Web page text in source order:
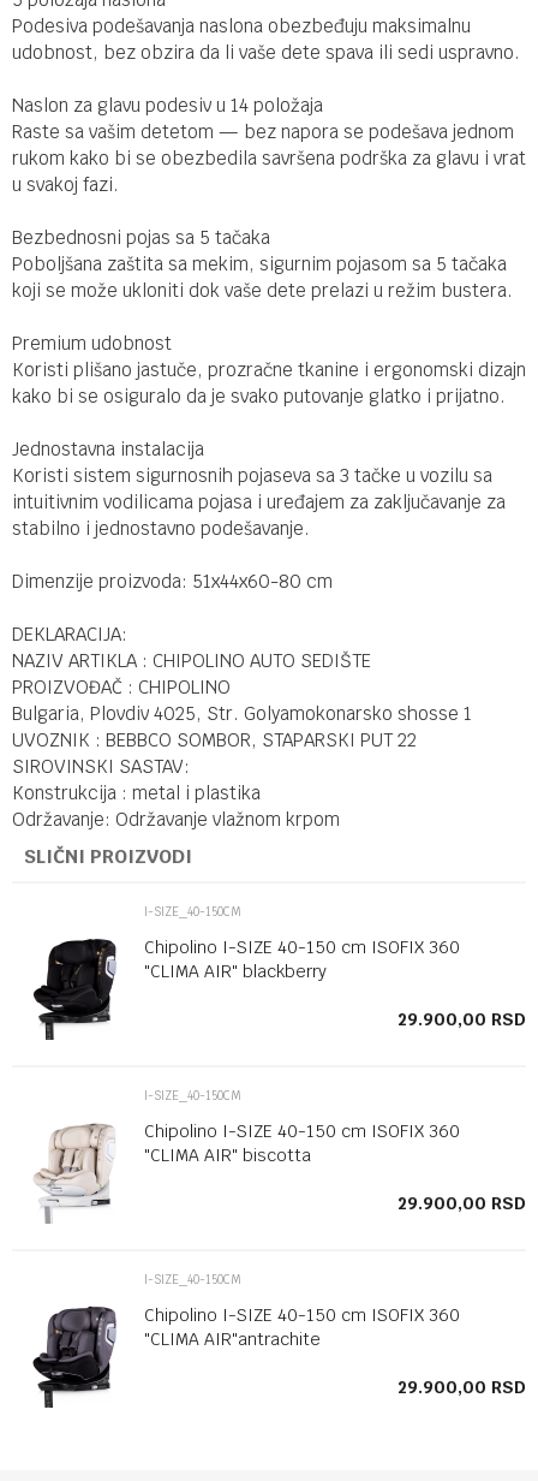
Podesiva podešavanja naslona obezbeđuju maksimalnu
udobnost, bez obzira da li vaše dete spava ili sedi uspravno.
Naslon za glavu podesiv u 14 položaja
Raste sa vašim detetom — bez napora se podešava jednom
rukom kako bi se obezbedila savršena podrška za glavu i vrat
u svakoj fazi.
Bezbednosni pojas sa 5 tačaka
Poboljšana zaštita sa mekim, sigurnim pojasom sa 5 tačaka
koji se može ukloniti dok vaše dete prelazi u režim bustera.
Premium udobnost
Koristi plišano jastuče, prozračne tkanine i ergonomski dizajn
kako bi se osiguralo da je svako putovanje glatko i prijatno.
Jednostavna instalacija
Koristi sistem sigurnosnih pojaseva sa 3 tačke u vozilu sa
intuitivnim vodilicama pojasa i uređajem za zaključavanje za
stabilno i jednostavno podešavanje.
Dimenzije proizvoda: 51x44x60-80 cm
DEKLARACIJA:
NAZIV ARTIKLA : CHIPOLINO AUTO SEDIŠTE
PROIZVOĐAČ : CHIPOLINO
Bulgaria, Plovdiv 4025, Str. Golyamokonarsko shosse 1
UVOZNIK : BEBBCO SOMBOR, STAPARSKI PUT 22
SIROVINSKI SASTAV:
Konstrukcija : metal i plastika
Održavanje: Održavanje vlažnom krpom
SLIČNI PROIZVODI
I-SIZE_40-150CM
Chipolino I-SIZE 40-150 cm ISOFIX 360
"CLIMA AIR" blackberry
29.900,00 RSD
I-SIZE_40-150CM
Chipolino I-SIZE 40-150 cm ISOFIX 360
"CLIMA AIR" biscotta
29.900,00 RSD
I-SIZE_40-150CM
Chipolino I-SIZE 40-150 cm ISOFIX 360
"CLIMA AIR"antrachite
29.900,00 RSD